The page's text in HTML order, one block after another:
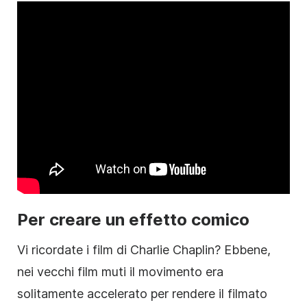
Per creare un effetto comico
Vi ricordate i film di Charlie Chaplin? Ebbene,
nei vecchi film muti il movimento era
solitamente accelerato per rendere il filmato